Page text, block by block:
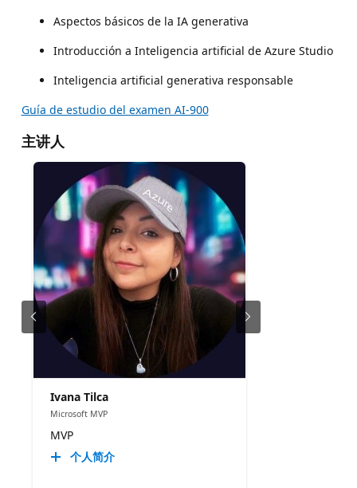
Aspectos básicos de la IA generativa
Introducción a Inteligencia artificial de Azure Studio
Inteligencia artificial generativa responsable
Guía de estudio del examen AI-900
主讲人
Ivana Tilca
Microsoft MVP
MVP
个人简介